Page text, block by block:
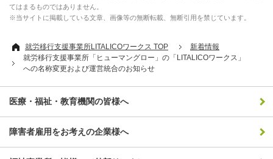
てはまるものではありません。
※当サイトに掲載している文章、画像等の無断転載、無断引用を禁じています。
就労移行支援事業所LITALICOワークス TOP
新着情報
就労移行支援事業所「ヒューマングロー」の「LITALICOワークス」
への名称変更および運営統合のお知らせ
医療・福祉・教育機関の皆様へ
障害者雇用をお考えの企業様へ